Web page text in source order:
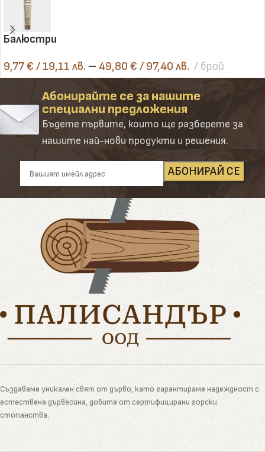
Балюстри
9,77€ / 19,11 лв. – 49,80 € / 97,40 лв. брой
Абонирайте се за нашите
специални предложения
Бъдете първите, които ще разберете за
нашите най-нови продукти и решения.
Създаваме уникален свят от дърво, като гарантираме надеждност с
естествена дървесина, добита от сертифицирани горски
стопанства.